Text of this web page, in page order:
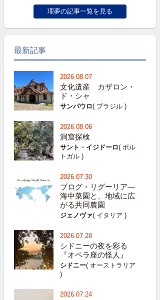
理夢の記事一覧を見る
最新記事
2026.08.07
文化遺産 カザロン・
ド・シャ
サンパウロ( ブラジル )
2026.08.06
洞窟探検
サント・イジドーロ( ポル
トガル )
2026.07.30
ブログ・リグーリア―
海中菜園と、地域に広
がる共同農園
ジェノヴァ( イタリア )
2026.07.28
シドニーの夜を彩る
『オペラ座の怪人』
シドニー( オーストラリア
)
2026.07.24